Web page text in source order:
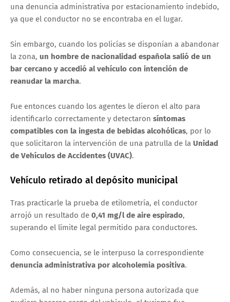
una denuncia administrativa por estacionamiento indebido,
ya que el conductor no se encontraba en el lugar.
Sin embargo, cuando los policías se disponían a abandonar
la zona, un hombre de nacionalidad española salió de un
bar cercano y accedió al vehículo con intención de
reanudar la marcha.
Fue entonces cuando los agentes le dieron el alto para
identificarlo correctamente y detectaron síntomas
compatibles con la ingesta de bebidas alcohólicas, por lo
que solicitaron la intervención de una patrulla de la Unidad
de Vehículos de Accidentes (UVAC).
Vehículo retirado al depósito municipal
Tras practicarle la prueba de etilometría, el conductor
arrojó un resultado de 0,41 mg/l de aire espirado,
superando el límite legal permitido para conductores.
Como consecuencia, se le interpuso la correspondiente
denuncia administrativa por alcoholemia positiva.
Además, al no haber ninguna persona autorizada que